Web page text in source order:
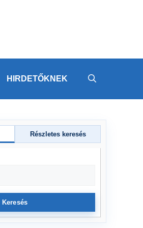
HIRDETŐKNEK
Részletes keresés
Keresés